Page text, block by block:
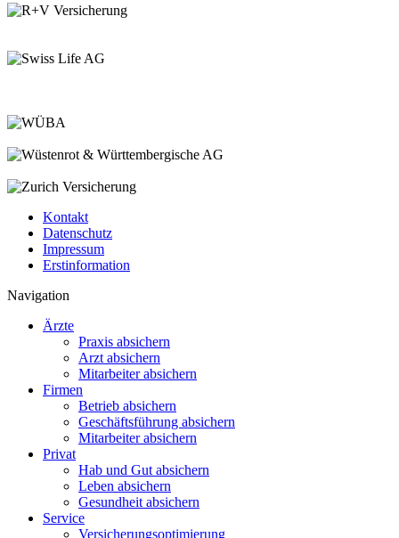
Kontakt
Datenschutz
Impressum
Erstinformation
Navigation
Ärzte
Praxis absichern
Arzt absichern
Mitarbeiter absichern
Firmen
Betrieb absichern
Geschäftsführung absichern
Mitarbeiter absichern
Privat
Hab und Gut absichern
Leben absichern
Gesundheit absichern
Service
Versicherungsoptimierung